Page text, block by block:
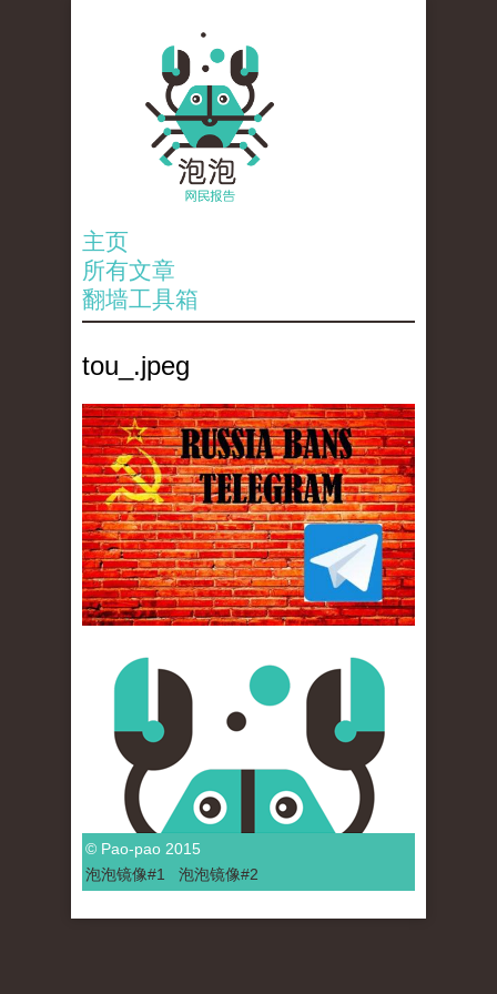
主页
所有文章
翻墙工具箱
tou_.jpeg
© Pao-pao 2015
泡泡镜像#1 泡泡镜像#2